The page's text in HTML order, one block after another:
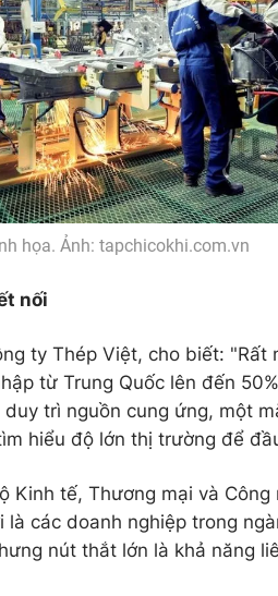
họa. Ảnh: tapchicokhi.com.vn
nối
ty Thép Việt, cho biết: "Rất
từ Trung Quốc lên đến
trì nguồn cung ứng, một
hiểu độ lớn thị trường để
Kinh tế, Thương mại và
các doanh nghiệp trong
nút thắt lớn là khả năng